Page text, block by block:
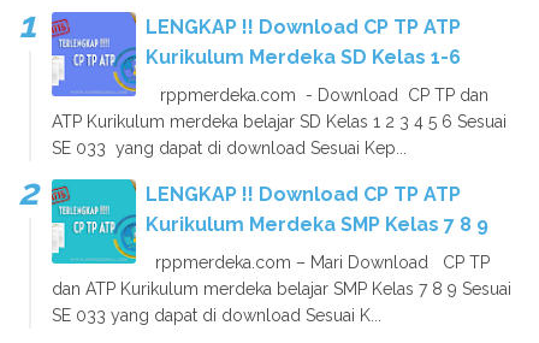
LENGKAP !! Download CP TP ATP
Kurikulum Merdeka SD Kelas 1-6
rppmerdeka.com - Download CP TP dan
ATP Kurikulum merdeka belajar SD Kelas 1 2 3 4 5 6 Sesuai
SE 033 yang dapat di download Sesuai Kep...
LENGKAP !! Download CP TP ATP
Kurikulum Merdeka SMP Kelas 7 8 9
rppmerdeka.com – Mari Download CP TP
dan ATP Kurikulum merdeka belajar SMP Kelas 7 8 9 Sesuai
SE 033 yang dapat di download Sesuai K...